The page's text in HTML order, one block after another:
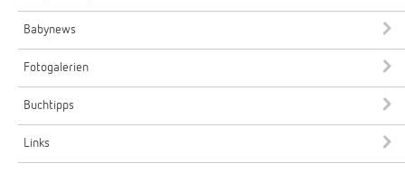
Babynews
Fotogalerien
Buchtipps
Links